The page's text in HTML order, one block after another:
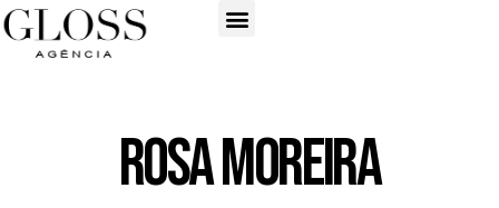
Rosa Moreira